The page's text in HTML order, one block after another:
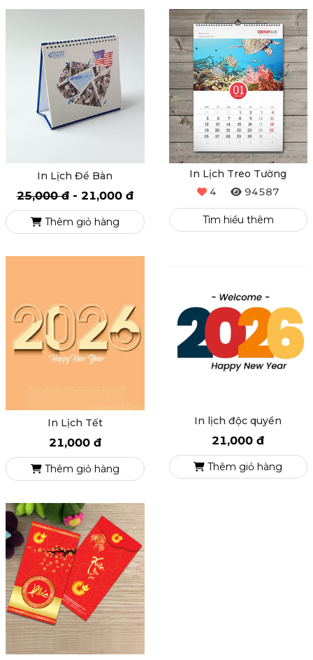
In Lịch Để Bàn
25,000 đ - 21,000 đ
Thêm giỏ hàng
In Lịch Treo Tường
4
94587
Tìm hiểu thêm
In Lịch Tết
21,000 đ
Thêm giỏ hàng
In lịch độc quyền
21,000 đ
Thêm giỏ hàng